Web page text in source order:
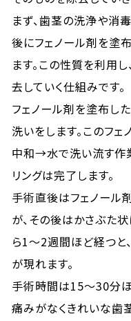
まず、歯茎の洗浄や消
後にフェノール剤を塗
ます。この性質を利用
去していく仕組みです。
フェノール剤を塗布し
洗いをします。このフ
中和→水で洗い流す作
リングは完了します。
手術直後はフェノール
が、その後はかさぶた
ら1〜2週間ほど経つと
が現れます。
手術時間は15〜30分ほ
痛みがなくきれいな歯